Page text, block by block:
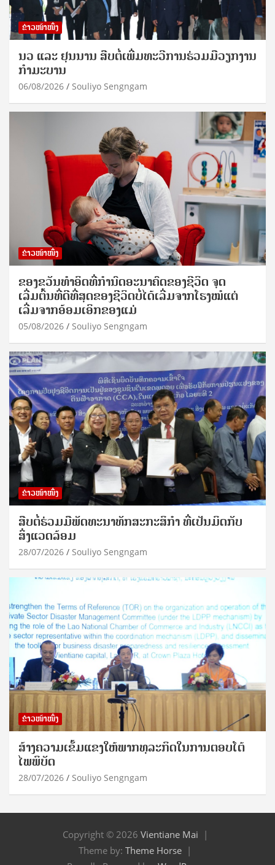
ຂ່າວໜ້າໜຶ່ງ
ນວ ແລະ ຢຸນນານ ສືບຕໍ່ເພີ່ມທະວີການຮ່ວມມືວຽກງານ
ກຳມະບານ
06/08/2026 Souliyo Sengngam
ຂ່າວໜ້າໜຶ່ງ
ຂອງຂວັນທໍາອິດທີ່ກໍານົດອະນາຄົດຂອງຊີວິດ ຈຸດ
ເລີ່ມຕົ້ນທີ່ດີທີ່ສຸດຂອງຊີວິດບໍ່ໄດ້ເລີ່ມຈາກໂຮງໝໍແຕ່
ເລີ່ມຈາກອ້ອມເອິກຂອງແມ່
05/08/2026 Souliyo Sengngam
ຂ່າວໜ້າໜຶ່ງ
ສືບຕໍ່ຮ່ວມມືພັດທະນາທັກສະກະສິກຳ ທີ່ເປັນມິດກັບ
ສິ່ງແວດລ້ອມ
28/07/2026 Souliyo Sengngam
ຂ່າວໜ້າໜຶ່ງ
ສ້າງຄວາມເຂັ້ມແຂງໃຫ້ພາກທຸລະກິດໃນການຕອບໂຕ້
ໄພພິບັດ
28/07/2026 Souliyo Sengngam
Copyright © 2026 Vientiane Mai
Theme by: Theme Horse